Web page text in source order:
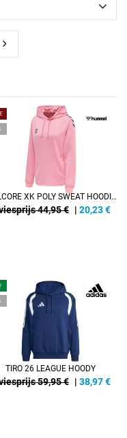
HMLCORE XK POLY SWEAT HOODIE WOMAN
44,95 € | 20,23€
TIRO 26 LEAGUE HOODY
59,95 € | 38,97€